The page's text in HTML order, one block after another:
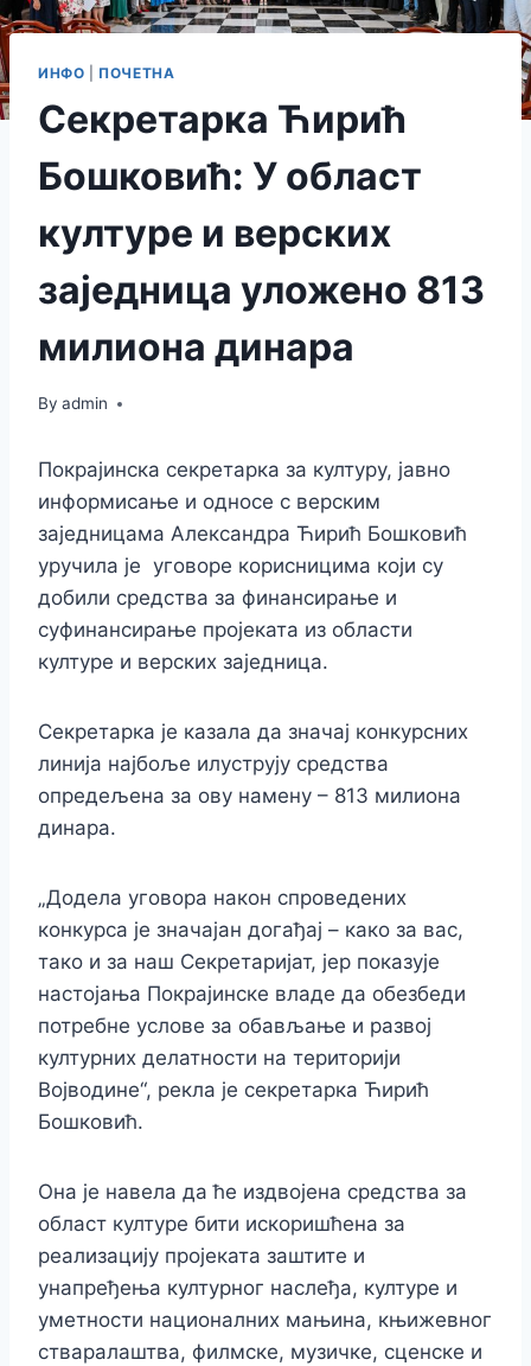
ИНФО ПОЧЕТНА
Секретарка Ћирић
Бошковић: У област
културе и верских
заједница уложено 813
милиона динара
By admin
Покрајинска секретарка за културу, јавно
информисање и односе с верским
заједницама Александра Ћирић Бошковић
уручила је уговоре корисницима који су
добили средства за финансирање и
суфинансирање пројеката из области
културе и верских заједница.
Секретарка је казала да значај конкурсних
линија најбоље илуструју средства
опредељена за ову намену – 813 милиона
динара.
„Додела уговора након спроведених
конкурса је значајан догађај – како за вас,
тако и за наш Секретаријат, јер показује
настојања Покрајинске владе да обезбеди
потребне услове за обављање и развој
културних делатности на територији
Војводине“, рекла је секретарка Ћирић
Бошковић.
Она је навела да ће издвојена средства за
област културе бити искоришћена за
реализацију пројеката заштите и
унапређења културног наслеђа, културе и
уметности националних мањина, књижевног
стваралаштва, филмске, музичке, сценске и